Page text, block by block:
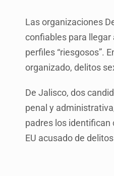
Las organizaciones
confiables para llegar
perfiles “riesgosos”.
organizado, delitos
De Jalisco, dos
penal y
padres los identifican
EU acusado de